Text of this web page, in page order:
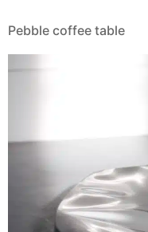
Pebble coffee table